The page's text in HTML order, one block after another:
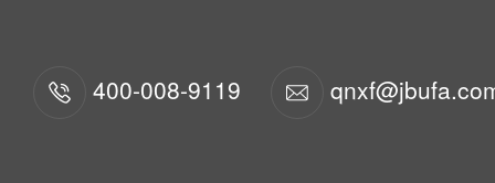
400-008-9119